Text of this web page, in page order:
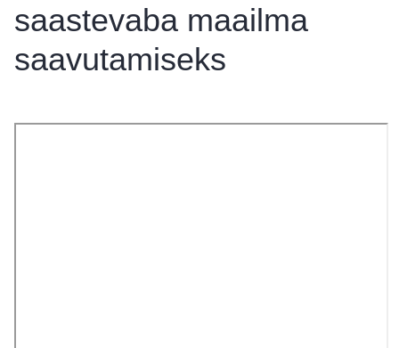
saastevaba maailma
saavutamiseks